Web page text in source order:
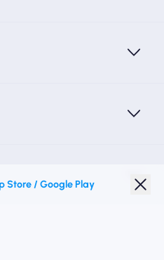
/ Google Play